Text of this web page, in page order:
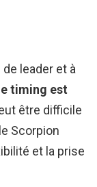
leader et à
timing est
être difficile
Scorpion
et la prise